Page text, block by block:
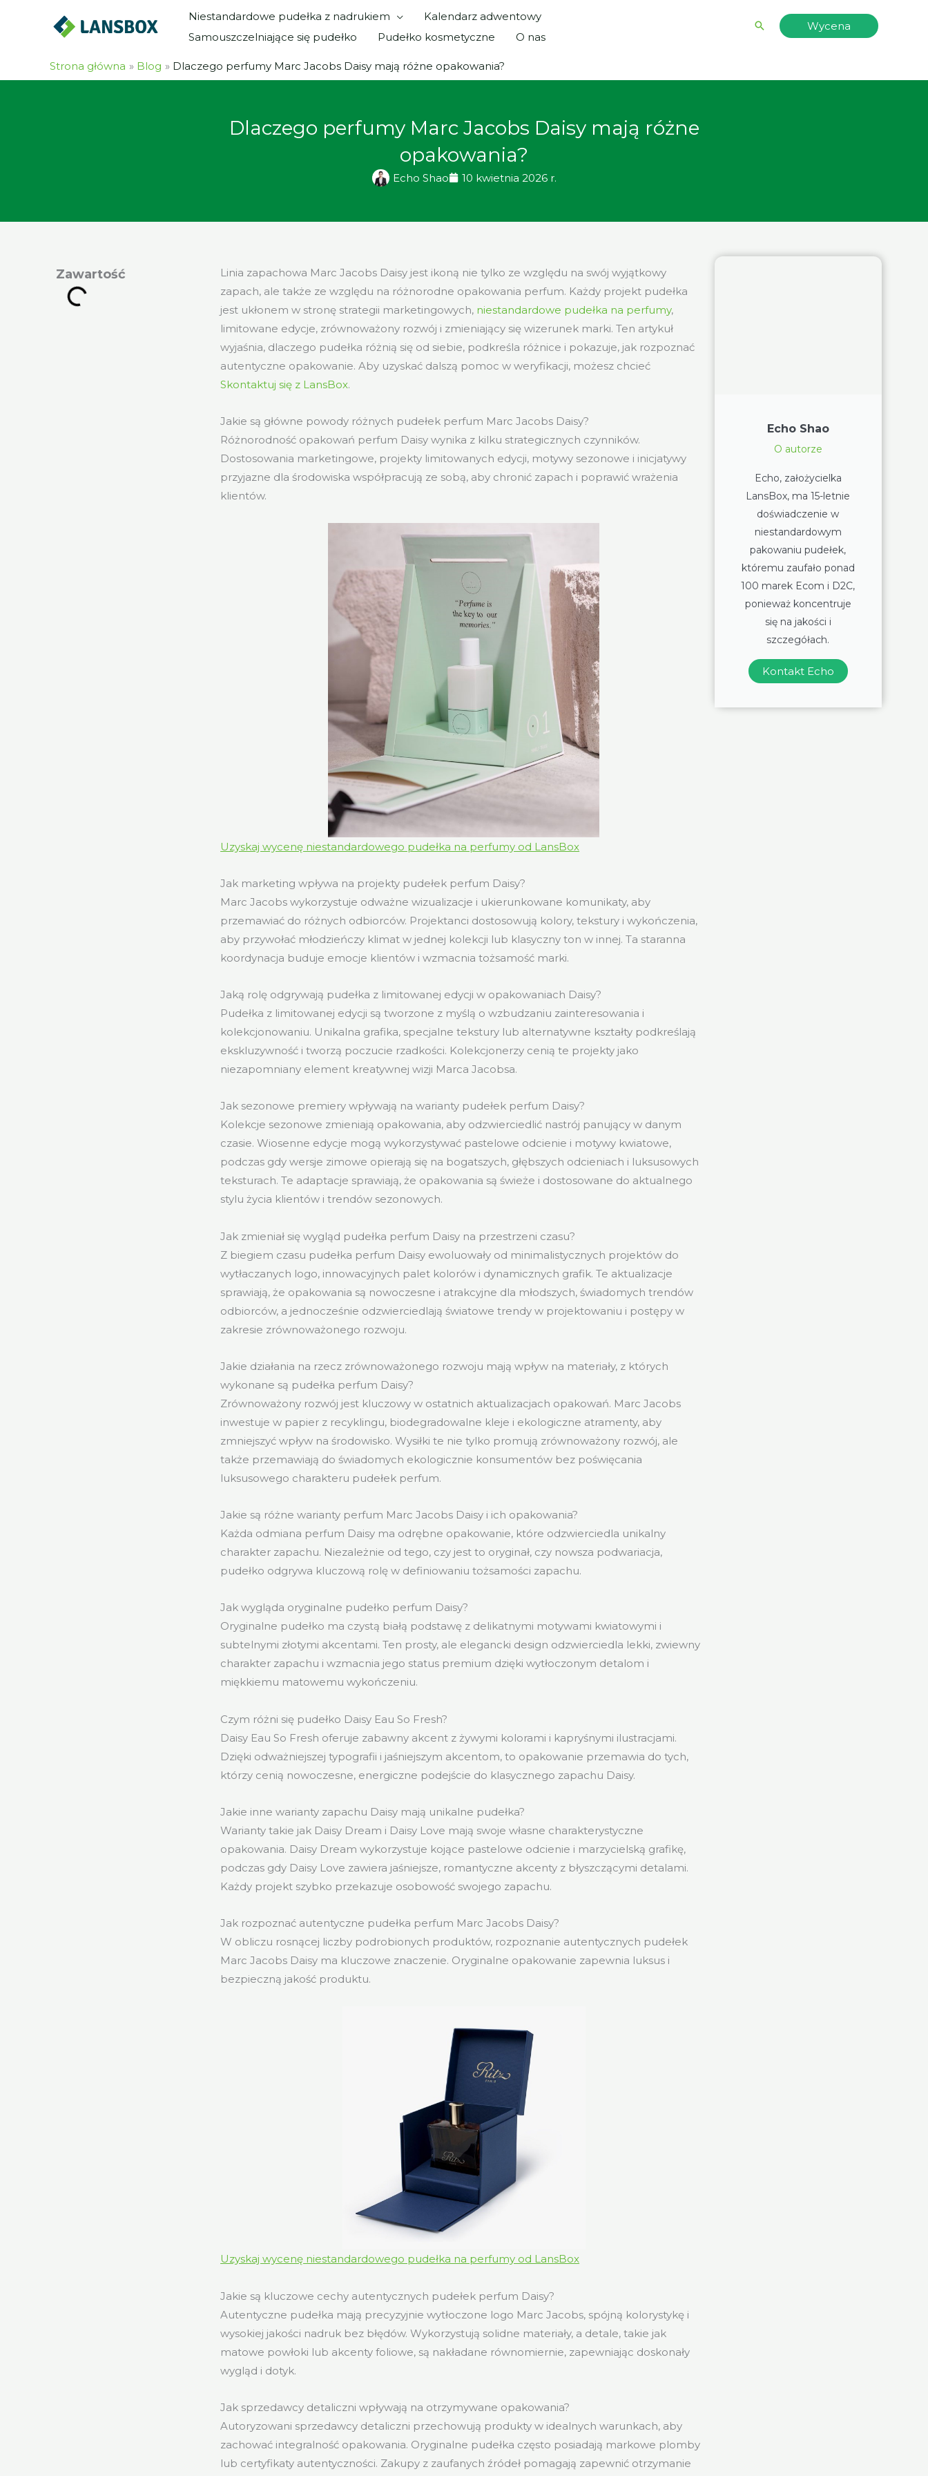
Niestandardowe pudełka z nadrukiem
Kalendarz adwentowy
Samouszczelniające się pudełko
Pudełko kosmetyczne O nas
Wyszukiwanie
Wycena
Strona główna Blog Dlaczego perfumy Marc Jacobs Daisy mają różne opakowania?
Dlaczego perfumy Marc Jacobs Daisy mają różne
opakowania?
Echo Shao 10 kwietnia 2026 r.
Zawartość
Linia zapachowa Marc Jacobs Daisy jest ikoną nie tylko ze względu na swój wyjątkowy
zapach, ale także ze względu na różnorodne opakowania perfum. Każdy projekt pudełka
jest ukłonem w stronę strategii marketingowych, niestandardowe pudełka na perfumy,
limitowane edycje, zrównoważony rozwój i zmieniający się wizerunek marki. Ten artykuł
wyjaśnia, dlaczego pudełka różnią się od siebie, podkreśla różnice i pokazuje, jak rozpoznać
autentyczne opakowanie. Aby uzyskać dalszą pomoc w weryfikacji, możesz chcieć
Skontaktuj się z LansBox.
Jakie są główne powody różnych pudełek perfum Marc Jacobs Daisy?
Różnorodność opakowań perfum Daisy wynika z kilku strategicznych czynników.
Dostosowania marketingowe, projekty limitowanych edycji, motywy sezonowe i inicjatywy
przyjazne dla środowiska współpracują ze sobą, aby chronić zapach i poprawić wrażenia
klientów.
Uzyskaj wycenę niestandardowego pudełka na perfumy od LansBox
Jak marketing wpływa na projekty pudełek perfum Daisy?
Marc Jacobs wykorzystuje odważne wizualizacje i ukierunkowane komunikaty, aby
przemawiać do różnych odbiorców. Projektanci dostosowują kolory, tekstury i wykończenia,
aby przywołać młodzieńczy klimat w jednej kolekcji lub klasyczny ton w innej. Ta staranna
koordynacja buduje emocje klientów i wzmacnia tożsamość marki.
Jaką rolę odgrywają pudełka z limitowanej edycji w opakowaniach Daisy?
Pudełka z limitowanej edycji są tworzone z myślą o wzbudzaniu zainteresowania i
kolekcjonowaniu. Unikalna grafika, specjalne tekstury lub alternatywne kształty podkreślają
ekskluzywność i tworzą poczucie rzadkości. Kolekcjonerzy cenią te projekty jako
niezapomniany element kreatywnej wizji Marca Jacobsa.
Jak sezonowe premiery wpływają na warianty pudełek perfum Daisy?
Kolekcje sezonowe zmieniają opakowania, aby odzwierciedlić nastrój panujący w danym
czasie. Wiosenne edycje mogą wykorzystywać pastelowe odcienie i motywy kwiatowe,
podczas gdy wersje zimowe opierają się na bogatszych, głębszych odcieniach i luksusowych
teksturach. Te adaptacje sprawiają, że opakowania są świeże i dostosowane do aktualnego
stylu życia klientów i trendów sezonowych.
Jak zmieniał się wygląd pudełka perfum Daisy na przestrzeni czasu?
Z biegiem czasu pudełka perfum Daisy ewoluowały od minimalistycznych projektów do
wytłaczanych logo, innowacyjnych palet kolorów i dynamicznych grafik. Te aktualizacje
sprawiają, że opakowania są nowoczesne i atrakcyjne dla młodszych, świadomych trendów
odbiorców, a jednocześnie odzwierciedlają światowe trendy w projektowaniu i postępy w
zakresie zrównoważonego rozwoju.
Jakie działania na rzecz zrównoważonego rozwoju mają wpływ na materiały, z których
wykonane są pudełka perfum Daisy?
Zrównoważony rozwój jest kluczowy w ostatnich aktualizacjach opakowań. Marc Jacobs
inwestuje w papier z recyklingu, biodegradowalne kleje i ekologiczne atramenty, aby
zmniejszyć wpływ na środowisko. Wysiłki te nie tylko promują zrównoważony rozwój, ale
także przemawiają do świadomych ekologicznie konsumentów bez poświęcania
luksusowego charakteru pudełek perfum.
Jakie są różne warianty perfum Marc Jacobs Daisy i ich opakowania?
Każda odmiana perfum Daisy ma odrębne opakowanie, które odzwierciedla unikalny
charakter zapachu. Niezależnie od tego, czy jest to oryginał, czy nowsza podwariacja,
pudełko odgrywa kluczową rolę w definiowaniu tożsamości zapachu.
Jak wygląda oryginalne pudełko perfum Daisy?
Oryginalne pudełko ma czystą białą podstawę z delikatnymi motywami kwiatowymi i
subtelnymi złotymi akcentami. Ten prosty, ale elegancki design odzwierciedla lekki, zwiewny
charakter zapachu i wzmacnia jego status premium dzięki wytłoczonym detalom i
miękkiemu matowemu wykończeniu.
Czym różni się pudełko Daisy Eau So Fresh?
Daisy Eau So Fresh oferuje zabawny akcent z żywymi kolorami i kapryśnymi ilustracjami.
Dzięki odważniejszej typografii i jaśniejszym akcentom, to opakowanie przemawia do tych,
którzy cenią nowoczesne, energiczne podejście do klasycznego zapachu Daisy.
Jakie inne warianty zapachu Daisy mają unikalne pudełka?
Warianty takie jak Daisy Dream i Daisy Love mają swoje własne charakterystyczne
opakowania. Daisy Dream wykorzystuje kojące pastelowe odcienie i marzycielską grafikę,
podczas gdy Daisy Love zawiera jaśniejsze, romantyczne akcenty z błyszczącymi detalami.
Każdy projekt szybko przekazuje osobowość swojego zapachu.
Jak rozpoznać autentyczne pudełka perfum Marc Jacobs Daisy?
W obliczu rosnącej liczby podrobionych produktów, rozpoznanie autentycznych pudełek
Marc Jacobs Daisy ma kluczowe znaczenie. Oryginalne opakowanie zapewnia luksus i
bezpieczną jakość produktu.
Uzyskaj wycenę niestandardowego pudełka na perfumy od LansBox
Jakie są kluczowe cechy autentycznych pudełek perfum Daisy?
Autentyczne pudełka mają precyzyjnie wytłoczone logo Marc Jacobs, spójną kolorystykę i
wysokiej jakości nadruk bez błędów. Wykorzystują solidne materiały, a detale, takie jak
matowe powłoki lub akcenty foliowe, są nakładane równomiernie, zapewniając doskonały
wygląd i dotyk.
Jak sprzedawcy detaliczni wpływają na otrzymywane opakowania?
Autoryzowani sprzedawcy detaliczni przechowują produkty w idealnych warunkach, aby
zachować integralność opakowania. Oryginalne pudełka często posiadają markowe plomby
lub certyfikaty autentyczności. Zakupy z zaufanych źródeł pomagają zapewnić otrzymanie
Echo Shao
O autorze
Echo, założycielka
LansBox, ma 15-letnie
doświadczenie w
niestandardowym
pakowaniu pudełek,
któremu zaufało ponad
100 marek Ecom i D2C,
ponieważ koncentruje
się na jakości i
szczegółach.
Kontakt Echo